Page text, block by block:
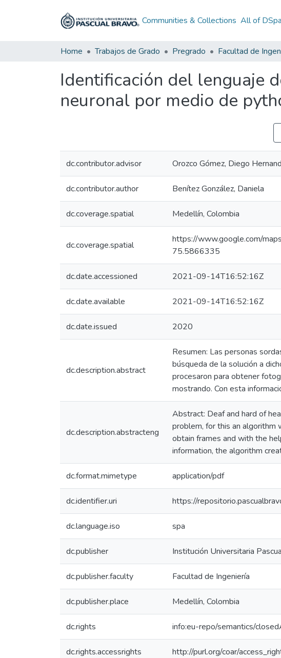
Communities & Collections All of
Home Trabajos de Grado Pregrado Facultad de
Identificación del lenguaje
neuronal por medio de
dc.contributor.advisor Orozco Gómez, Diego
dc.contributor.author Benítez González, Daniela
dc.coverage.spatial Medellín, Colombia
dc.coverage.spatial
https://www.google.com/
75.5866335
dc.date.accessioned 2021-09-14T16:52:16Z
dc.date.available 2021-09-14T16:52:16Z
dc.date.issued 2020
dc.description.abstract
Resumen: Las personas
búsqueda de la solución a
procesaron para obtener
mostrando. Con esta
dc.description.abstracteng
Abstract: Deaf and hard of
problem, for this an algorithm
obtain frames and with the
information, the algorithm
dc.format.mimetype application/pdf
dc.identifier.uri https://
dc.language.iso spa
dc.publisher Institución Universitaria
dc.publisher.faculty Facultad de Ingeniería
dc.publisher.place Medellín, Colombia
dc.rights info:eu-repo/semantics/
dc.rights.accessrights http://purl.org/coar/